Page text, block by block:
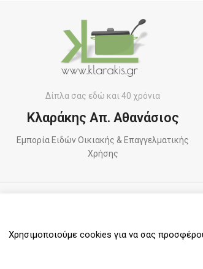
Δίπλα σας εδώ και 40 χρόνια
Κλαράκης Απ. Αθανάσιος
Εμπορία Ειδών Οικιακής & Επαγγελματικής
Χρήσης
Χρησιμοποιούμε cookies για να σας